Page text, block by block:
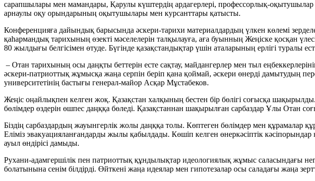
сарапшылары мен мамандары, Қарулы күштердің ардагерлері, профессорлық-
арнаулы оқу орындарының оқытушылары мен курсанттары қатысты.
Конференцияға дайындық барысында әскери-тарихи материалдардың үлкен көлемі
қаһармандық тарихының өзекті мәселелерін талқылауға, аға буынның Жеңіске қосқан
80 жылдығы белгісімен өтуде. Бүгінде қазақстандықтар үшін аталарының ерлігі туралы
– Отан тарихының осы даңқты беттерін есте сақтау, майдангерлер мен тыл
әскери-патриоттық жұмысқа жаңа серпін беріп қана қоймай, әскери өнерді дамытудың
университетінің бастығы генерал-майор Асқар Мұстабеков.
Жеңіс оңайлықпен келген жоқ. Қазақстан халқының бестен бір бөлігі соғысқа
бөлімдер өздерін өшпес даңққа бөледі. Қазақстаннан шақырылған сарбаздар Ұлы Отан
Біздің сарбаздардың жауынгерлік жолы даңққа толы. Көптеген бөлімдер мен құрамалар
Еліміз эвакуацияланғандарды жылы қабылдады. Көшіп келген өнеркәсіптік
ауыл өндірісі дамыды.
Рухани-адамгершілік пен патриоттық құндылықтар идеологиялық жұмыс саласындағы
болатынына сенім білдірді. Өйткені жаңа идеялар мен гипотезалар осы саладағы жаңа